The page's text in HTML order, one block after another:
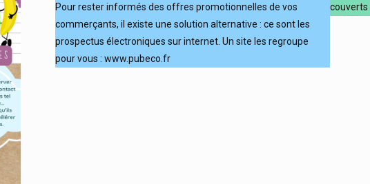
Pour rester informés des offres promotionnelles de vos
commerçants, il existe une solution alternative : ce sont les
prospectus électroniques sur internet. Un site les regroupe
pour vous : www.pubeco.fr
couverts